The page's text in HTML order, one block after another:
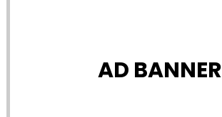
AD BANNER